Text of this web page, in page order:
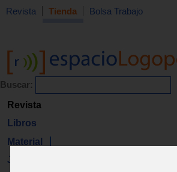
Revista Tienda Bolsa Trabajo
Buscar:
Revista
Libros
Material
Juguetes